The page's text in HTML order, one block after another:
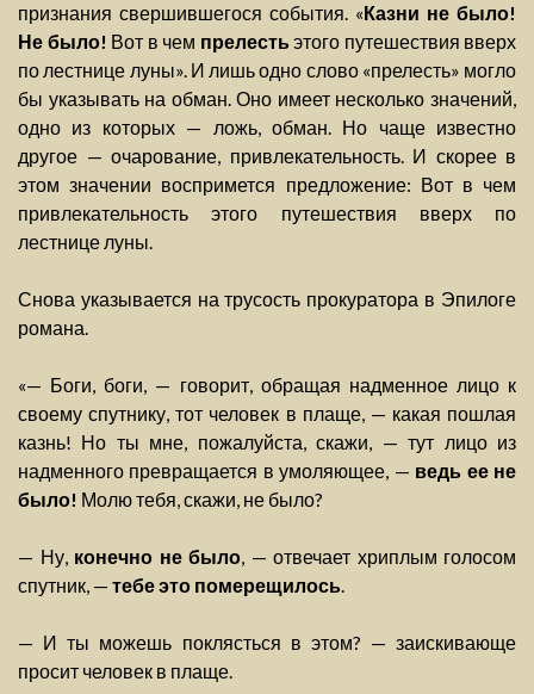
признания свершившегося события. «Казни не было!
Не было! Вот в чем прелестьэтого путешествия вверх
по лестнице луны». И лишь одно слово «прелесть» могло
бы указывать на обман. Оно имеет несколько значений,
одно из которых — ложь, обман. Но чаще известно
другое — очарование, привлекательность. И скорее в
этом значении воспримется предложение: Вот в чем
привлекательность этого путешествия вверх по
лестнице луны.
Снова указывается на трусость прокуратора в Эпилоге
романа.
«— Боги, боги, — говорит, обращая надменное лицо к
своему спутнику, тот человек в плаще, — какая пошлая
казнь! Но ты мне, пожалуйста, скажи, — тут лицо из
надменного превращается в умоляющее, — ведь ее не
было! Молю тебя, скажи, не было?
— Ну, конечно не было, — отвечает хриплым голосом
спутник, — тебе это померещилось.
— И ты можешь поклясться в этом? — заискивающе
просит человек в плаще.